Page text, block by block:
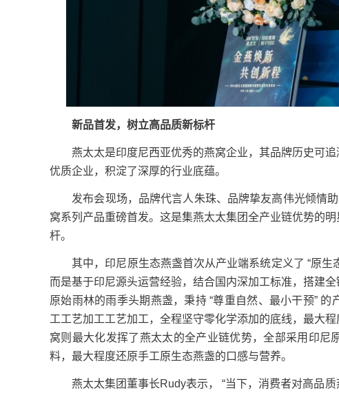
新品首发，树立高品质新标杆
燕太太是印度尼西亚优秀的燕窝企业，其品牌历史可追
优质企业，积淀了深厚的行业底蕴。
发布会现场，品牌代言人朱珠、品牌挚友高伟光倾情助
窝系列产品重磅首发。这是集燕太太集团全产业链优势的
杆。
其中，印尼原生态燕盏首次从产业端系统定义了 “原生态
而是基于印尼源头运营经验，结合国内深加工标准，搭建
原始雨林的雨季头期燕盏，秉持 “尊重自然、最小干预”
工工艺加工工艺加工，全程坚守零化学添加的底线，最大
窝则最大化发挥了燕太太的全产业链优势，全部采用印
料，最大程度还原手工原生态燕盏的口感与营养。
燕太太集团董事长Rudy表示， “当下，消费者对高品质